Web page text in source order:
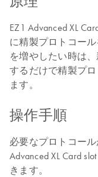
EZ1 Advanced XL
に精製プロトコー
を増やしたい時は、
するだけで精製プ
ます。
操作手順
必要なプロトコール
Advanced XL Card
きます。